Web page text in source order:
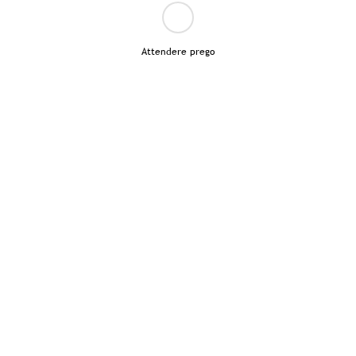
Attendere prego